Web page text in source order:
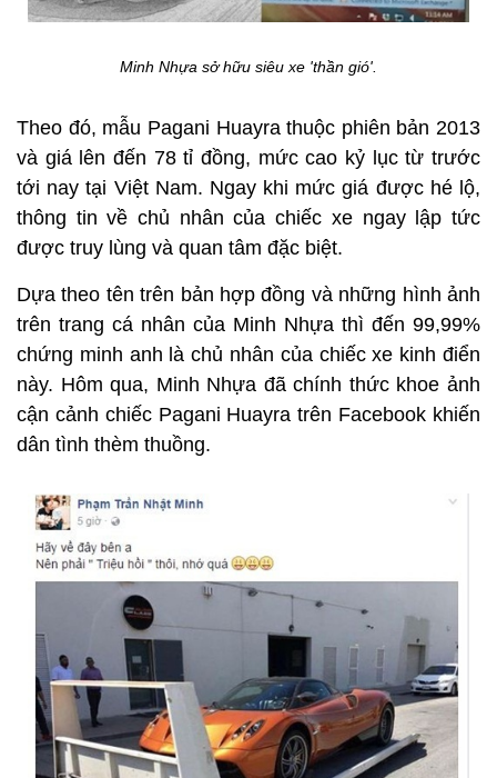
Minh Nhựa sở hữu siêu xe 'thần gió'.
Theo đó, mẫu Pagani Huayra thuộc phiên bản 2013
và giá lên đến 78 tỉ đồng, mức cao kỷ lục từ trước
tới nay tại Việt Nam. Ngay khi mức giá được hé lộ,
thông tin về chủ nhân của chiếc xe ngay lập tức
được truy lùng và quan tâm đặc biệt.
Dựa theo tên trên bản hợp đồng và những hình ảnh
trên trang cá nhân của Minh Nhựa thì đến 99,99%
chứng minh anh là chủ nhân của chiếc xe kinh điển
này. Hôm qua, Minh Nhựa đã chính thức khoe ảnh
cận cảnh chiếc Pagani Huayra trên Facebook khiến
dân tình thèm thuồng.